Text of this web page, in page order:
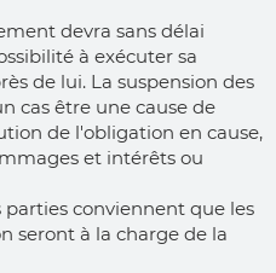
devra sans délai
à exécuter sa
de lui. La suspension des
cas être une cause de
de l'obligation en cause,
et intérêts ou
conviennent que les
seront à la charge de la